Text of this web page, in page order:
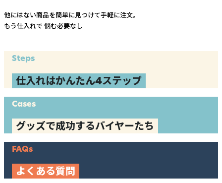
他にはない商品を簡単に見つけて手軽に注文。
もう仕入れで 悩む必要なし
Steps
仕入れはかんたん4ステップ
Cases
グッズで成功するバイヤーたち
FAQs
よくある質問